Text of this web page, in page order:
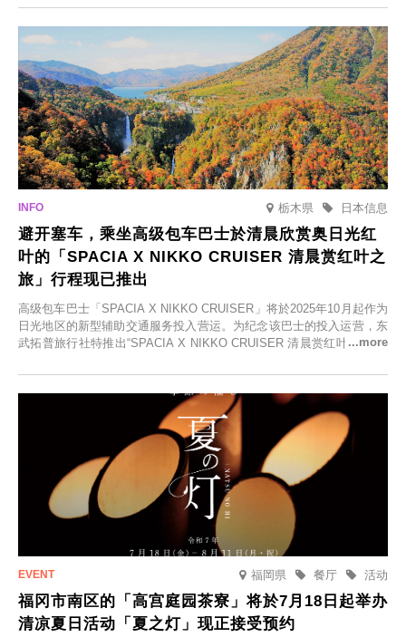
食材的餐厅。让您体验黑川温泉的全新乐趣。
栃木県 日本信息
避开塞车，乘坐高级包车巴士於清晨欣赏奥日光红
叶的「SPACIA X NIKKO CRUISER 清晨赏红叶之
旅」行程现已推出
高级包车巴士「SPACIA X NIKKO CRUISER」将於2025年10月起作为
日光地区的新型辅助交通服务投入营运。为纪念该巴士的投入运营，东
武拓普旅行社特推出“SPACIA X NIKKO CRUISER 清晨赏红叶之旅”，
福岡県 活动
餐厅
福冈市南区的「高宫庭园茶寮」将於7月18日起举办
清凉夏日活动「夏之灯」现正接受预约